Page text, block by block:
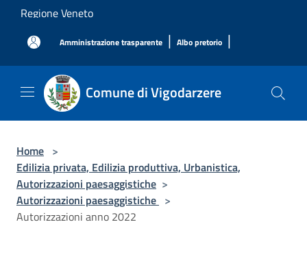
Salta al contenuto principale
Regione Veneto
Amministrazione trasparente | Albo pretorio |
Comune di Vigodarzere
Home >
Edilizia privata, Edilizia produttiva, Urbanistica,
Autorizzazioni paesaggistiche >
Autorizzazioni paesaggistiche >
Autorizzazioni anno 2022